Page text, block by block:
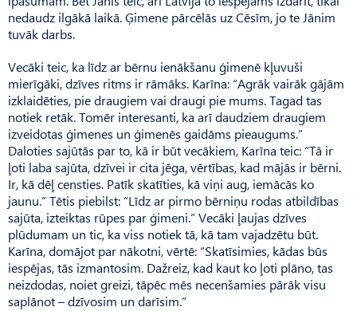
nedaudz ilgākā laikā. Ģimene pārcēlās uz Cēsīm, jo te Jānim
tuvāk darbs.
Vecāki teic, ka līdz ar bērnu ienākšanu ģimenē kļuvuši
mierīgāki, dzīves ritms ir rāmāks. Karīna: “Agrāk vairāk gājām
izklaidēties, pie draugiem vai draugi pie mums. Tagad tas
notiek retāk. Tomēr interesanti, ka arī daudziem draugiem
izveidotas ģimenes un ģimenēs gaidāms pieaugums.”
Daloties sajūtās par to, kā ir būt vecākiem, Karīna teic: “Tā ir
ļoti laba sajūta, dzīvei ir cita jēga, vērtības, kad mājās ir bērni.
Ir, kā dēļ censties. Patīk skatīties, kā viņi aug, iemācās ko
jaunu.” Tētis piebilst: “Līdz ar pirmo bērniņu rodas atbildības
sajūta, izteiktas rūpes par ģimeni.” Vecāki ļaujas dzīves
plūdumam un tic, ka viss notiek tā, kā tam vajadzētu būt.
Karīna, domājot par nākotni, vērtē: “Skatīsimies, kādas būs
iespējas, tās izmantosim. Dažreiz, kad kaut ko ļoti plāno, tas
neizdodas, noiet greizi, tāpēc mēs necenšamies pārāk visu
saplānot – dzīvosim un darīsim.”